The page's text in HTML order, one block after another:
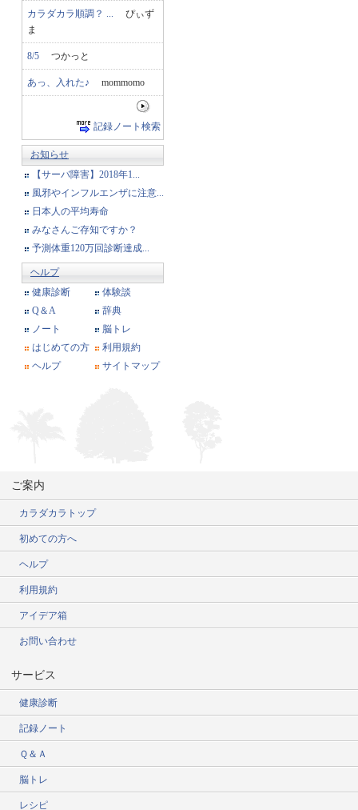
カラダカラ順調？ ... ぴぃず
ま
8/5 つかっと
あっ、入れた♪ mommomo
記録ノート検索
お知らせ
【サーバ障害】2018年1...
風邪やインフルエンザに注意...
日本人の平均寿命
みなさんご存知ですか？
予測体重120万回診断達成...
ヘルプ
健康診断
体験談
Q＆A
辞典
ノート
脳トレ
はじめての方
利用規約
ヘルプ
サイトマップ
ご案内
カラダカラトップ
初めての方へ
ヘルプ
利用規約
アイデア箱
お問い合わせ
サービス
健康診断
記録ノート
Ｑ＆Ａ
脳トレ
レシピ